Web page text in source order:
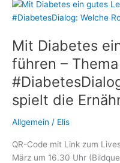
Wie
polnische
Senioren
sicher
begleiten
Mit Diabetes
führen –
spielt die
Allgemein / Elis
QR-Code mit Link zum
März um 16.30 Uhr